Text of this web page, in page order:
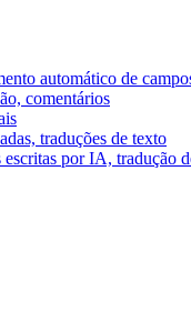
automático de
comentários
traduções de texto
escritas por IA, tradução